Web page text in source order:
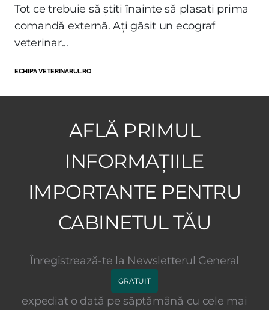
Tot ce trebuie să știți înainte să plasați prima
comandă externă. Ați găsit un ecograf
veterinar...
ECHIPA VETERINARUL.RO
AFLĂ PRIMUL
INFORMAȚIILE
IMPORTANTE PENTRU
CABINETUL TĂU
Înregistrează-te la Newsletterul General
GRATUIT
expediat o dată pe săptămână cu cele mai